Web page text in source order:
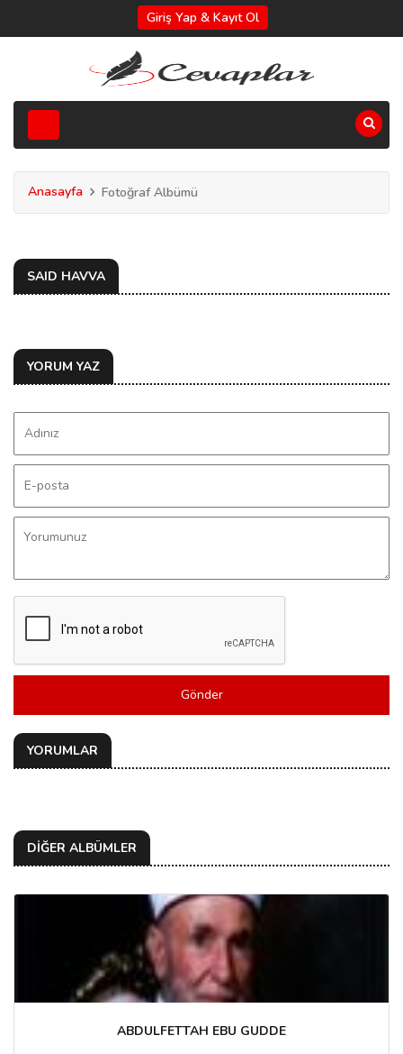
Giriş Yap & Kayıt Ol
Anasayfa Fotoğraf Albümü
SAID HAVVA
YORUM YAZ
Gönder
YORUMLAR
DİĞER ALBÜMLER
ABDULFETTAH EBU GUDDE